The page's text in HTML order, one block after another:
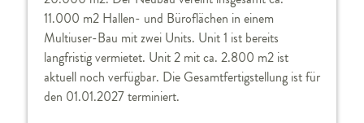
11.000 m2 Hallen- und Büroflächen in einem
Multiuser-Bau mit zwei Units. Unit 1 ist bereits
langfristig vermietet. Unit 2 mit ca. 2.800 m2 ist
aktuell noch verfügbar. Die Gesamtfertigstellung ist für
den 01.01.2027 terminiert.